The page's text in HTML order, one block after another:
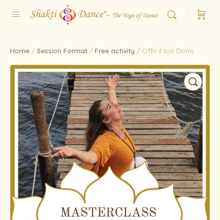
Home / Session Format / Free activity / Offri il tuo Dono